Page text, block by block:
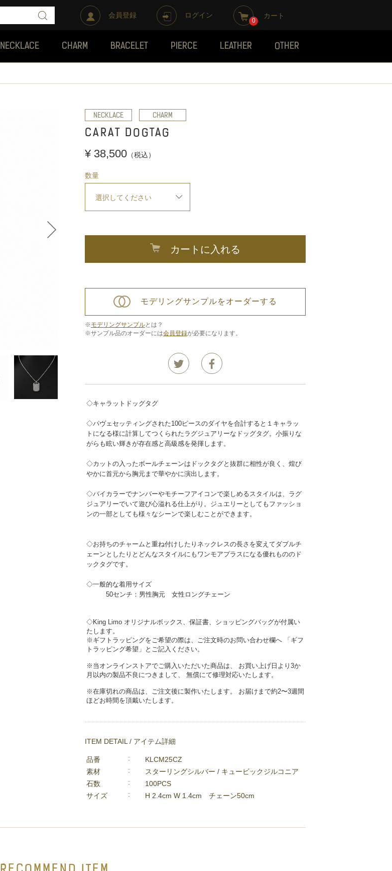
0
カート
会員登録 ログイン
NECKLACE CHARM BRACELET PIERCE LEATHER OTHER
NECKLACE CHARM
CARAT DOGTAG
¥ 38,500 （税込）
数量
カートに入れる
モデリングサンプルをオーダーする
※モデリングサンプルとは？
※サンプル品のオーダーには会員登録が必要になります。
◇キャラットドッグタグ
◇パヴェセッティングされた100ピースのダイヤを合計すると１キャラッ
トになる様に計算してつくられたラグジュアリーなドッグタグ。小振りな
がらも眩い輝きが存在感と高級感を発揮します。
◇カットの入ったボールチェーンはドックタグと抜群に相性が良く、煌び
やかに首元から胸元まで華やかに演出します。
◇バイカラーでナンバーやモチーフアイコンで楽しめるスタイルは、ラグ
ジュアリーでいて遊び心溢れる仕上がり。ジュエリーとしてもファッショ
ンの一部としても様々なシーンで楽しむことができます。
◇お持ちのチャームと重ね付けしたりネックレスの長さを変えてダブルチ
ェーンとしたりとどんなスタイルにもワンモアプラスになる優れもののド
ックタグです。
◇一般的な着用サイズ
50センチ：男性胸元 女性ロングチェーン
◇King Limo オリジナルボックス、保証書、ショッピングバッグが付属い
たします。
※ギフトラッピングをご希望の際は、ご注文時のお問い合わせ欄へ 「ギフ
トラッピング希望」とご記入ください。
※当オンラインストアでご購入いただいた商品は、 お買い上げ日より3か
月以内の製品不良につきまして、 無償にて修理対応いたします。
※在庫切れの商品は、ご注文後に製作いたします。 お届けまで約2〜3週間
ほどお時間を頂戴いたします。
ITEM DETAIL / アイテム詳細
品番
KLCM25CZ
素材
スターリングシルバー / キュービックジルコニア
石数
100PCS
サイズ
H 2.4cm W 1.4cm チェーン50cm